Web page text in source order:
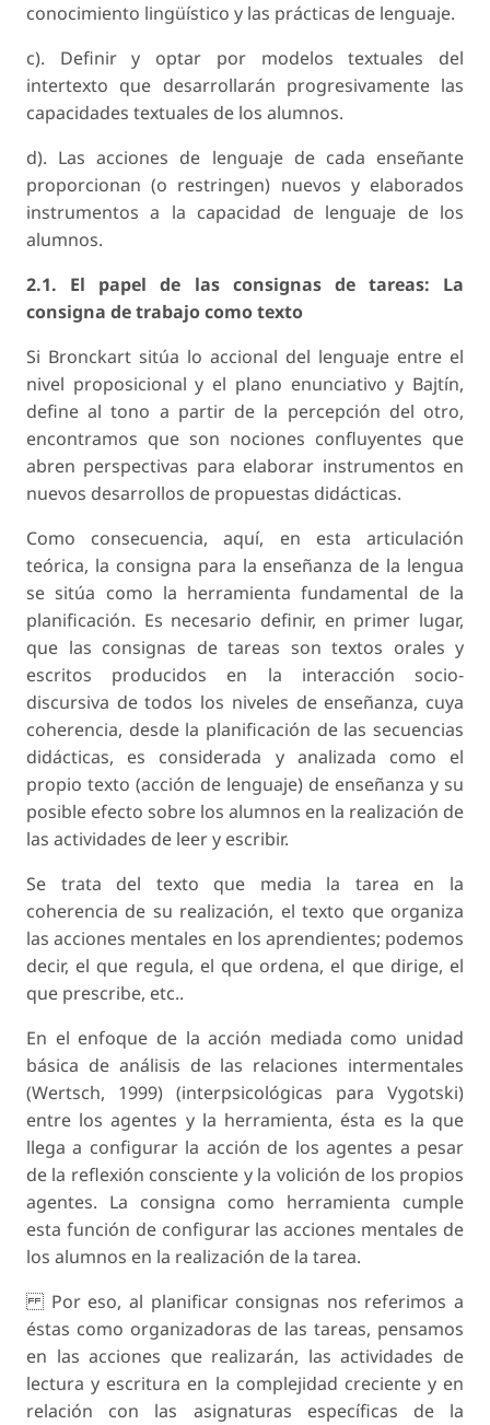
conocimiento lingüístico y las prácticas de lenguaje.
c). Definir y optar por modelos textuales del
intertexto que desarrollarán progresivamente las
capacidades textuales de los alumnos.
d). Las acciones de lenguaje de cada enseñante
proporcionan (o restringen) nuevos y elaborados
instrumentos a la capacidad de lenguaje de los
alumnos.
2.1. El papel de las consignas de tareas: La
consigna de trabajo como texto
Si Bronckart sitúa lo accional del lenguaje entre el
nivel proposicional y el plano enunciativo y Bajtín,
define al tono a partir de la percepción del otro,
encontramos que son nociones confluyentes que
abren perspectivas para elaborar instrumentos en
nuevos desarrollos de propuestas didácticas.
Como consecuencia, aquí, en esta articulación
teórica, la consigna para la enseñanza de la lengua
se sitúa como la herramienta fundamental de la
planificación. Es necesario definir, en primer lugar,
que las consignas de tareas son textos orales y
escritos producidos en la interacción socio-
discursiva de todos los niveles de enseñanza, cuya
coherencia, desde la planificación de las secuencias
didácticas, es considerada y analizada como el
propio texto (acción de lenguaje) de enseñanza y su
posible efecto sobre los alumnos en la realización de
las actividades de leer y escribir.
Se trata del texto que media la tarea en la
coherencia de su realización, el texto que organiza
las acciones mentales en los aprendientes; podemos
decir, el que regula, el que ordena, el que dirige, el
que prescribe, etc..
En el enfoque de la acción mediada como unidad
básica de análisis de las relaciones intermentales
(Wertsch, 1999) (interpsicológicas para Vygotski)
entre los agentes y la herramienta, ésta es la que
llega a configurar la acción de los agentes a pesar
de la reflexión consciente y la volición de los propios
agentes. La consigna como herramienta cumple
esta función de configurar las acciones mentales de
los alumnos en la realización de la tarea.
Por eso, al planificar consignas nos referimos a
éstas como organizadoras de las tareas, pensamos
en las acciones que realizarán, las actividades de
lectura y escritura en la complejidad creciente y en
relación con las asignaturas específicas de la